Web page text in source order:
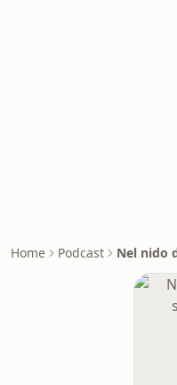
Home Podcast Nel nido